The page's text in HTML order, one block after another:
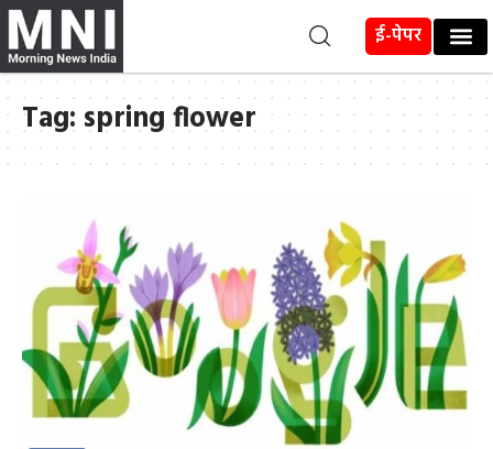
ई-पेपर
Tag: spring flower